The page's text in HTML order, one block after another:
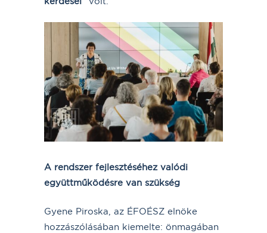
A rendszer fejlesztéséhez valódi
együttműködésre van szükség
Gyene Piroska, az ÉFOÉSZ elnöke
hozzászólásában kiemelte: önmagában